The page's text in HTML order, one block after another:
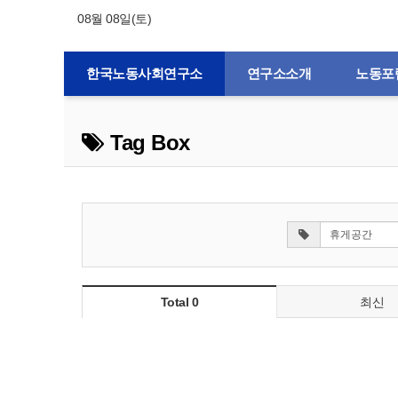
08월 08일(토)
한국노동사회연구소 연구소소개 노동포
Tag Box
Total 0 최신